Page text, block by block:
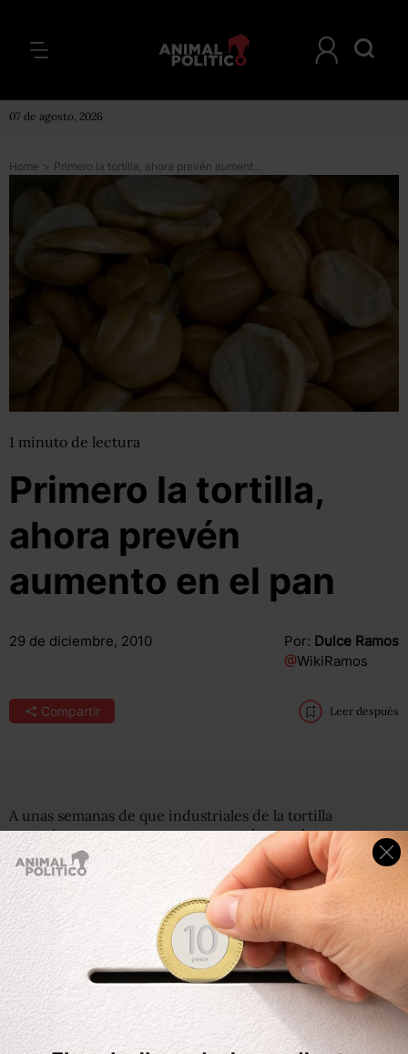
07 de agosto, 2026
Home > Primero la tortilla, ahora prevén aumento en el pan
1 minuto de lectura
Primero la tortilla,
ahora prevén
aumento en el pan
29 de diciembre, 2010 Por: Dulce Ramos
@WikiRamos
Compartir Leer después
A unas semanas de que industriales de la tortilla
anunciaran un aumento en ese producto y luego
desistieran, la Cámara Nacional de la Industria
Panificadora y Similares de México (Canainpa) informó
que se espera un incremento en el precio del pan a
partir de febrero próximo.
Antonio Arias, vicepresidente de la Canainpa, puntualizó
que aún se desconoce el porcentaje del incremento en el
precio del pan, ya que dependerá del anuncio que den
los principales países productores de trigo.